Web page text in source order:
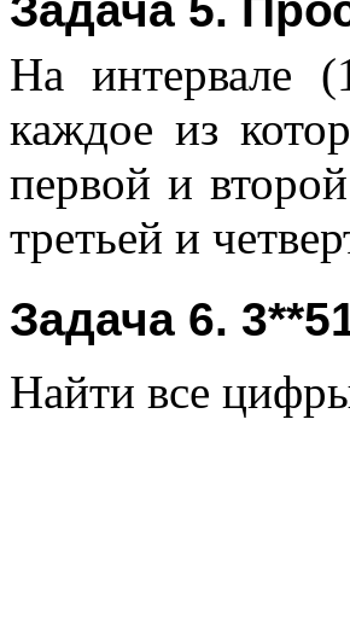
На интервале
каждое из
первой и
третьей и
Задача 6.
Найти все